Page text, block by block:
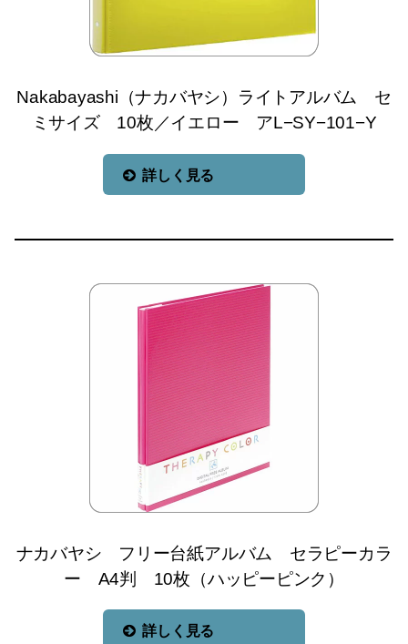
Nakabayashi（ナカバヤシ）ライトアルバム セ
ミサイズ 10枚／イエロー アL−SY−101−Y
詳しく見る
ナカバヤシ フリー台紙アルバム セラピーカラ
ー A4判 10枚（ハッピーピンク）
詳しく見る